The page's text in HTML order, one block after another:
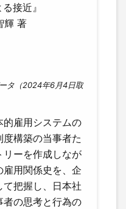
接近』
輝 著
タ（2024年6月4日取
雇用システムの
構築の当事者た
リーを作成しなが
雇用関係史を、企
把握し、日本社
の思考と行為の